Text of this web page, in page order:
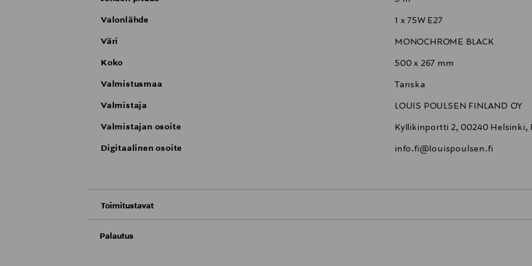
Valonlähde 1 x 75W E27
Väri MONOCHROME BLACK
Koko 500 x 267 mm
Valmistusmaa Tanska
Valmistaja LOUIS POULSEN FINLAND OY
Valmistajan osoite Kyllikinportti 2, 00240 Helsinki,
Digitaalinen osoite info.fi@louispoulsen.fi
Toimitustavat
Toimitusaika 2–4 viikkoa
Palautus